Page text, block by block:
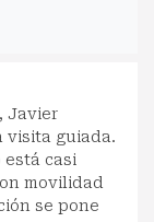
Javier
visita guiada.
casi
movilidad
se pone